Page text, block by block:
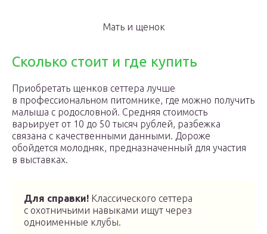
Мать и щенок
Сколько стоит и где купить
Приобретать щенков сеттера лучше
в профессиональном питомнике, где можно получить
малыша с родословной. Средняя стоимость
варьирует от 10 до 50 тысяч рублей, разбежка
связана с качественными данными. Дороже
обойдется молодняк, предназначенный для участия
в выставках.
Для справки! Классического сеттера
с охотничьими навыками ищут через
одноименные клубы.